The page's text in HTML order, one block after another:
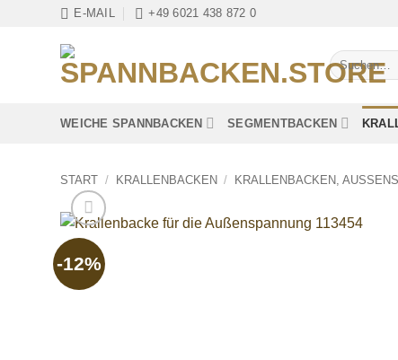
E-MAIL +49 6021 438 872 0
Suchen
nach:
WEICHE SPANNBACKEN SEGMENTBACKEN
START / KRALLENBACKEN / KRALLENBACKEN,
-12%